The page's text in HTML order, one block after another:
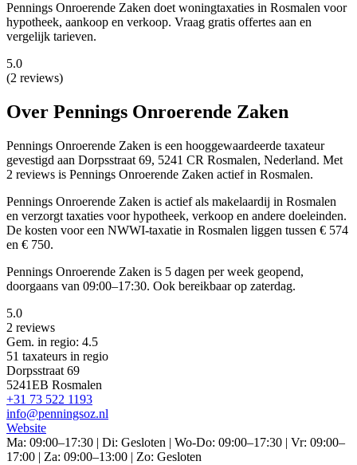
Pennings Onroerende Zaken doet woningtaxaties in Rosmalen voor
hypotheek, aankoop en verkoop. Vraag gratis offertes aan en
vergelijk tarieven.
5.0
(2 reviews)
Over Pennings Onroerende Zaken
Pennings Onroerende Zaken is een hooggewaardeerde taxateur
gevestigd aan Dorpsstraat 69, 5241 CR Rosmalen, Nederland. Met
2 reviews is Pennings Onroerende Zaken actief in Rosmalen.
Pennings Onroerende Zaken is actief als makelaardij in Rosmalen
en verzorgt taxaties voor hypotheek, verkoop en andere doeleinden.
De kosten voor een NWWI-taxatie in Rosmalen liggen tussen € 574
en € 750.
Pennings Onroerende Zaken is 5 dagen per week geopend,
doorgaans van 09:00–17:30. Ook bereikbaar op zaterdag.
5.0
2 reviews
Gem. in regio: 4.5
51 taxateurs in regio
Dorpsstraat 69
5241EB Rosmalen
+31 73 522 1193
info@penningsoz.nl
Website
Ma: 09:00–17:30 | Di: Gesloten | Wo-Do: 09:00–17:30 | Vr: 09:00–
17:00 | Za: 09:00–13:00 | Zo: Gesloten